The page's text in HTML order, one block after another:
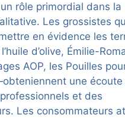
rôle primordial dans la
Les grossistes
en évidence les
d’olive, Émilie-
AOP, les Pouilles
une écoute
et des
Les consommateurs